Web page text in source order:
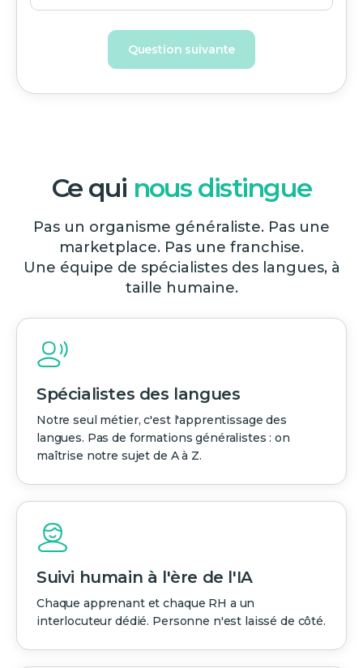
Question suivante
Ce qui nous distingue
Pas un organisme généraliste. Pas une
marketplace. Pas une franchise.
Une équipe de spécialistes des langues, à
taille humaine.
Spécialistes des langues
Notre seul métier, c'est l'apprentissage des
langues. Pas de formations généralistes : on
maîtrise notre sujet de A à Z.
Suivi humain à l'ère de l'IA
Chaque apprenant et chaque RH a un
interlocuteur dédié. Personne n'est laissé de côté.